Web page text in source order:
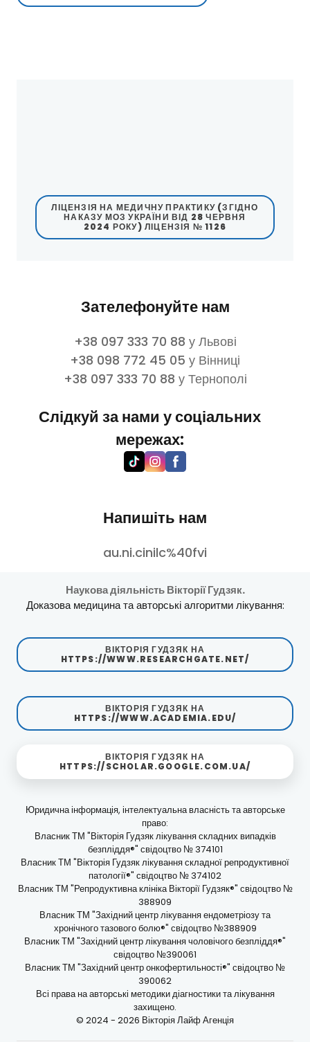
ЛІЦЕНЗІЯ НА МЕДИЧНУ ПРАКТИКУ (ЗГІДНО
НАКАЗУ МОЗ УКРАЇНИ ВІД 28 ЧЕРВНЯ
2024 РОКУ) ЛІЦЕНЗІЯ № 1126
Зателефонуйте нам
+38 097 333 70 88 у Львові
+38 098 772 45 05 у Вінниці
+38 097 333 70 88 у Тернополі
Слідкуй за нами у соціальних
мережах:
Напишіть нам
au.ni.cinilc%40fvi
Наукова діяльність Вікторії Гудзяк.
Доказова медицина та авторські алгоритми лікування:
ВІКТОРІЯ ГУДЗЯК НА
HTTPS://WWW.RESEARCHGATE.NET/
ВІКТОРІЯ ГУДЗЯК НА
HTTPS://WWW.ACADEMIA.EDU/
ВІКТОРІЯ ГУДЗЯК НА
HTTPS://SCHOLAR.GOOGLE.COM.UA/
Юридична інформація, інтелектуальна власність та авторське
право:
Власник ТМ "Вікторія Гудзяк лікування складних випадків
безпліддя®" свідоцтво № 374101
Власник ТМ "Вікторія Гудзяк лікування складної репродуктивної
патології®" свідоцтво № 374102
Власник ТМ "Репродуктивна клініка Вікторії Гудзяк®" свідоцтво №
388909
Власник ТМ "Західний центр лікування ендометріозу та
хронічного тазового болю®" свідоцтво №388909
Власник ТМ "Західний центр лікування чоловічого безпліддя®"
свідоцтво №390061
Власник ТМ "Західний центр онкофертильності®" свідоцтво №
390062
Всі права на авторські методики діагностики та лікування
захищено.
© 2024 - 2026 Вікторія Лайф Агенція